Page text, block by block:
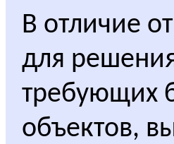
В отличие
для
требующих
объектов,